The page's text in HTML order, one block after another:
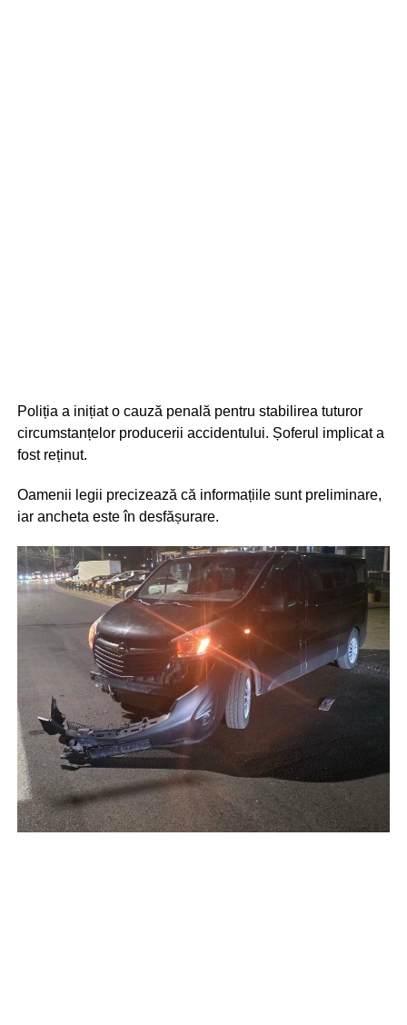
Poliția a inițiat o cauză penală pentru stabilirea tuturor
circumstanțelor producerii accidentului. Șoferul implicat a
fost reținut.
Oamenii legii precizează că informațiile sunt preliminare,
iar ancheta este în desfășurare.